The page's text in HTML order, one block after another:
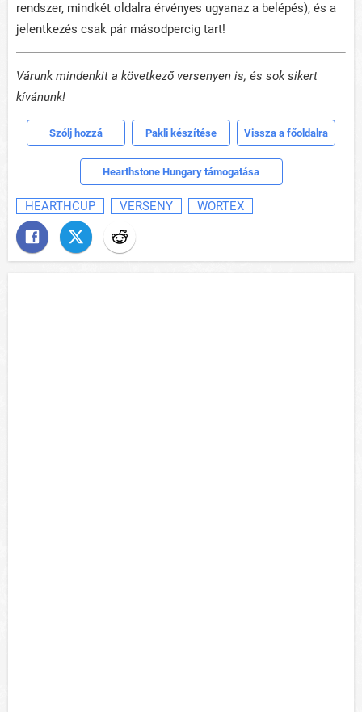
rendszer, mindkét oldalra érvényes ugyanaz a belépés), és a
jelentkezés csak pár másodpercig tart!
Várunk mindenkit a következő versenyen is, és sok sikert
kívánunk!
Szólj hozzá Pakli készítése Vissza a főoldalra
Hearthstone Hungary támogatása
HEARTHCUP VERSENY WORTEX